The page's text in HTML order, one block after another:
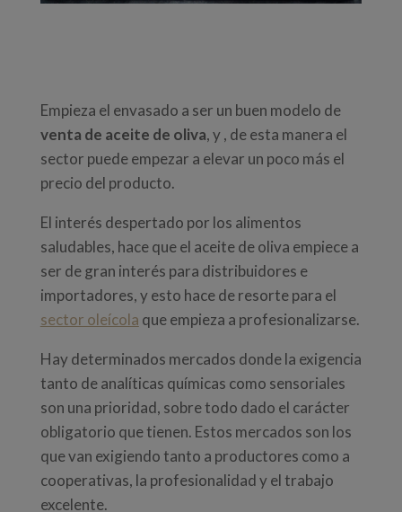
Empieza el envasado a ser un buen modelo de
venta de aceite de oliva, y , de esta manera el
sector puede empezar a elevar un poco más el
precio del producto.
El interés despertado por los alimentos
saludables, hace que el aceite de oliva empiece a
ser de gran interés para distribuidores e
importadores, y esto hace de resorte para el
sector oleícola que empieza a profesionalizarse.
Hay determinados mercados donde la exigencia
tanto de analíticas químicas como sensoriales
son una prioridad, sobre todo dado el carácter
obligatorio que tienen. Estos mercados son los
que van exigiendo tanto a productores como a
cooperativas, la profesionalidad y el trabajo
excelente.